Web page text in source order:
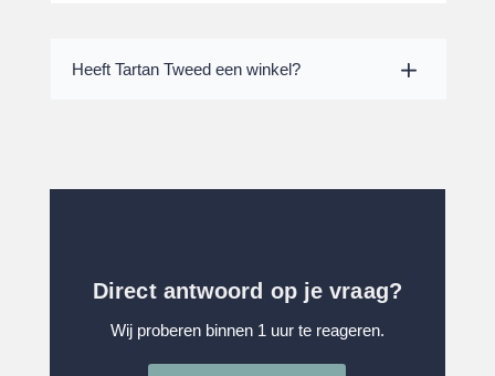
Heeft Tartan Tweed een winkel?
Direct antwoord op je vraag?
Wij proberen binnen 1 uur te reageren.